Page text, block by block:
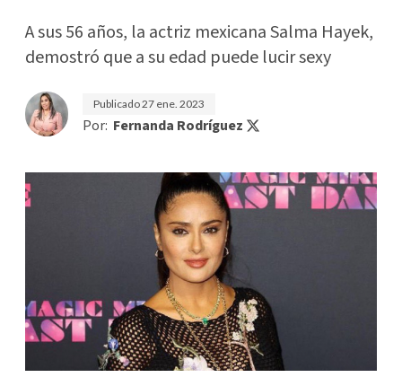
A sus 56 años, la actriz mexicana Salma Hayek,
demostró que a su edad puede lucir sexy
Publicado27 ene. 2023
Por: Fernanda Rodríguez